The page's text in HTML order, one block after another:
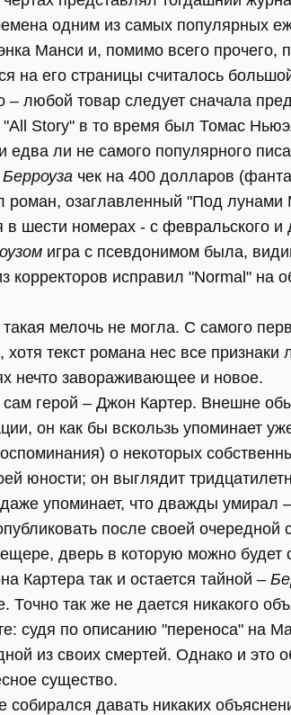
одним из самых популярных
Манси и, помимо всего прочего,
на его страницы считалось
– любой товар следует сначала
"All Story" в то время был Томас
едва ли не самого популярного
Берроуза чек на 400 долларов
роман, озаглавленный "Под
шести номерах - с февральского и
игра с псевдонимом была,
корректоров исправил "Normal" на
мелочь не могла. С самого
текст романа нес все признаки
нечто завораживающее и новое.
герой – Джон Картер. Внешне
он как бы вскользь упоминает
о некоторых
юности; он выглядит
упоминает, что дважды
после своей
дверь в которую можно будет
Картера так и остается тайной –
Точно так же не дается никакого
судя по описанию "переноса" на
из своих смертей. Однако и это
существо.
собирался давать никаких